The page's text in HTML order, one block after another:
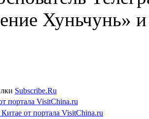
Хуньчунь»
Subscribe.Ru
портала VisitChina.ru
от портала VisitChina.ru